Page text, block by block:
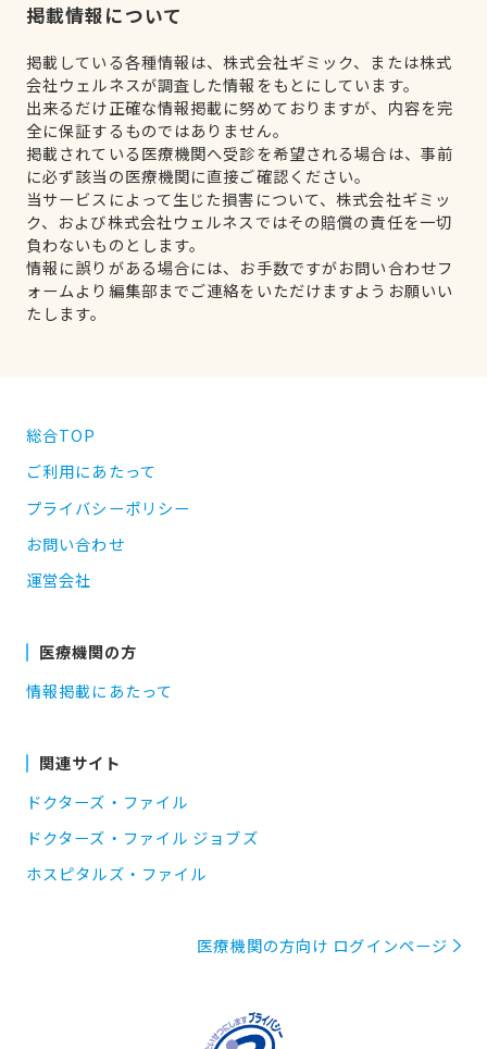
掲載情報について
掲載している各種情報は、株式会社ギミック、または株式
会社ウェルネスが調査した情報をもとにしています。
出来るだけ正確な情報掲載に努めておりますが、内容を完
全に保証するものではありません。
掲載されている医療機関へ受診を希望される場合は、事前
に必ず該当の医療機関に直接ご確認ください。
当サービスによって生じた損害について、株式会社ギミッ
ク、および株式会社ウェルネスではその賠償の責任を一切
負わないものとします。
情報に誤りがある場合には、お手数ですがお問い合わせフ
ォームより編集部までご連絡をいただけますようお願いい
たします。
総合TOP
ご利用にあたって
プライバシーポリシー
お問い合わせ
運営会社
医療機関の方
情報掲載にあたって
関連サイト
ドクターズ・ファイル
ドクターズ・ファイル ジョブズ
ホスピタルズ・ファイル
医療機関の方向け ログインページ